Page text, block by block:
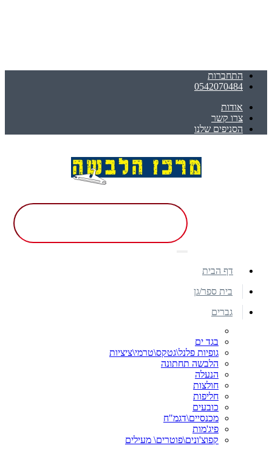
התחברות
0542070484
אודות
צרו קשר
הסניפים שלנו
דף הבית
בית ספר/גן
גברים
בגד ים
גופיות פלנל\גטקס\טרמי\ציציות
הלבשה תחתונה
הנעלה
חולצות
חליפות
כובעים
מכנסיים\דגמ"ח
פיג'מות
קפוצ'ונים\פוטרים\ מעילים